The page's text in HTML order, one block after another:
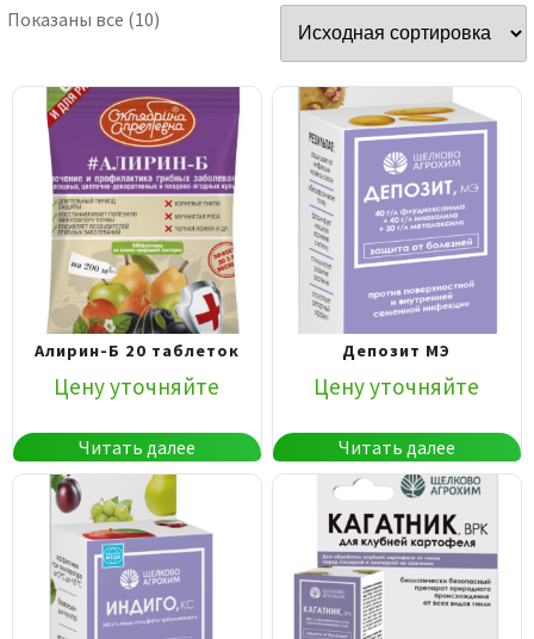
Показаны все (10)
Алирин-Б 20 таблеток
Цену уточняйте
Читать далее
Депозит МЭ
Цену уточняйте
Читать далее